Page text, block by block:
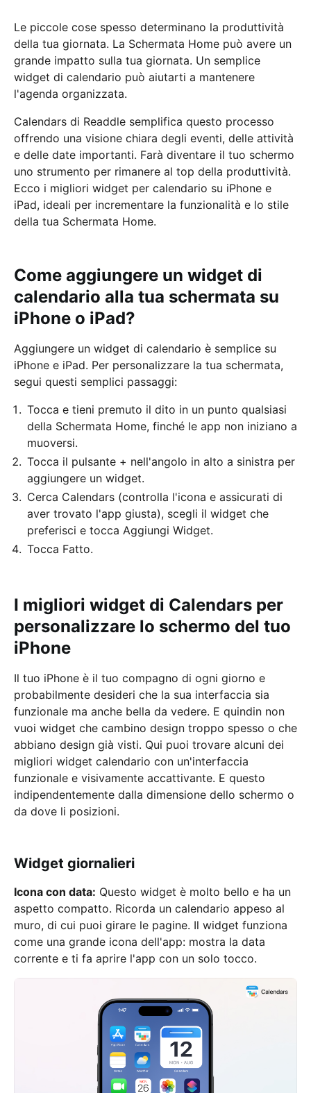
Le piccole cose spesso determinano la produttività
della tua giornata. La Schermata Home può avere un
grande impatto sulla tua giornata. Un semplice
widget di calendario può aiutarti a mantenere
l'agenda organizzata.
Calendars di Readdle semplifica questo processo
offrendo una visione chiara degli eventi, delle attività
e delle date importanti. Farà diventare il tuo schermo
uno strumento per rimanere al top della produttività.
Ecco i migliori widget per calendario su iPhone e
iPad, ideali per incrementare la funzionalità e lo stile
della tua Schermata Home.
Come aggiungere un widget di
calendario alla tua schermata su
iPhone o iPad?
Aggiungere un widget di calendario è semplice su
iPhone e iPad. Per personalizzare la tua schermata,
segui questi semplici passaggi:
Tocca e tieni premuto il dito in un punto qualsiasi
della Schermata Home, finché le app non iniziano a
muoversi.
Tocca il pulsante + nell'angolo in alto a sinistra per
aggiungere un widget.
Cerca Calendars (controlla l'icona e assicurati di
aver trovato l'app giusta), scegli il widget che
preferisci e tocca Aggiungi Widget.
Tocca Fatto.
I migliori widget di Calendars per
personalizzare lo schermo del tuo
iPhone
Il tuo iPhone è il tuo compagno di ogni giorno e
probabilmente desideri che la sua interfaccia sia
funzionale ma anche bella da vedere. E quindin non
vuoi widget che cambino design troppo spesso o che
abbiano design già visti. Qui puoi trovare alcuni dei
migliori widget calendario con un'interfaccia
funzionale e visivamente accattivante. E questo
indipendentemente dalla dimensione dello schermo o
da dove li posizioni.
Widget giornalieri
Icona con data: Questo widget è molto bello e ha un
aspetto compatto. Ricorda un calendario appeso al
muro, di cui puoi girare le pagine. Il widget funziona
come una grande icona dell'app: mostra la data
corrente e ti fa aprire l'app con un solo tocco.